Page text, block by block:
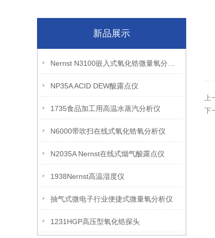
新品展示
NP35A ACID DEW酸露点仪
1735食品加工用高温水蒸汽分析仪
N6000带吹扫在线式氧化锆氧分析仪
N2035A Nernst在线式烟气酸露点仪
1938Nernst高温湿度仪
抽气式微电子行业便捷式微量氧分析仪
1231HGP高压型氧化锆探头
上
下